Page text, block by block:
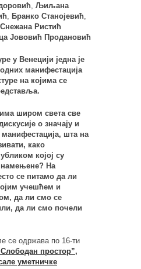
Љиљана
Бранко Станојевић
Снежана Ристић
Јововић Продановић
у Венецији једна је
манифестација
на којима се
широм света све
о значају и
шта на
како
којој су
намењене? На
се питамо да ли
учешћем и
да ли смо се
да ли смо почели
се одржава по 16-ти
простор”,
уметничке